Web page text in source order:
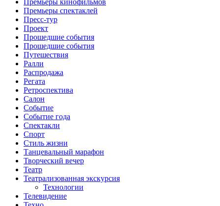
Премьеры спектаклей
Пресс-тур
Проект
Прошедшие события
Прошедшие события
Путешествия
Ралли
Распродажа
Регата
Ретроспектива
Салон
Событие
Событие года
Спектакли
Спорт
Стиль жизни
Танцевальный марафон
Творческий вечер
Театр
Театрализованная экскурсия
Технологии
Телевидение